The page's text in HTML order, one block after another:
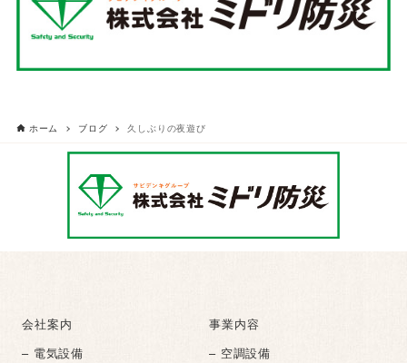
ホーム ブログ 久しぶりの夜遊び
会社案内
事業内容
– 電気設備
– 空調設備